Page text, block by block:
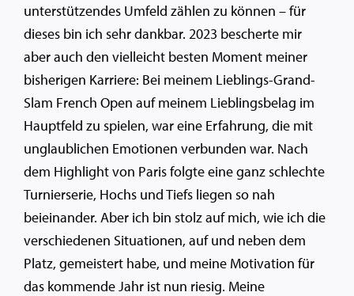
unterstützendes Umfeld zählen zu können – für
dieses bin ich sehr dankbar. 2023 bescherte mir
aber auch den vielleicht besten Moment meiner
bisherigen Karriere: Bei meinem Lieblings-Grand-
Slam French Open auf meinem Lieblingsbelag im
Hauptfeld zu spielen, war eine Erfahrung, die mit
unglaublichen Emotionen verbunden war. Nach
dem Highlight von Paris folgte eine ganz schlechte
Turnierserie, Hochs und Tiefs liegen so nah
beieinander. Aber ich bin stolz auf mich, wie ich die
verschiedenen Situationen, auf und neben dem
Platz, gemeistert habe, und meine Motivation für
das kommende Jahr ist nun riesig. Meine